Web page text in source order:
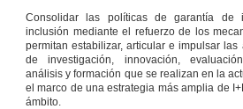
la empleabilidad.
Artículo 127
Programas para la
adquisición de
competencias
digitales.
Consolidar las políticas de garantía de
inclusión mediante el refuerzo de los
permitan estabilizar, articular e impulsar las
de investigación, innovación,
análisis y formación que se realizan en la
el marco de una estrategia más amplia de
ámbito.